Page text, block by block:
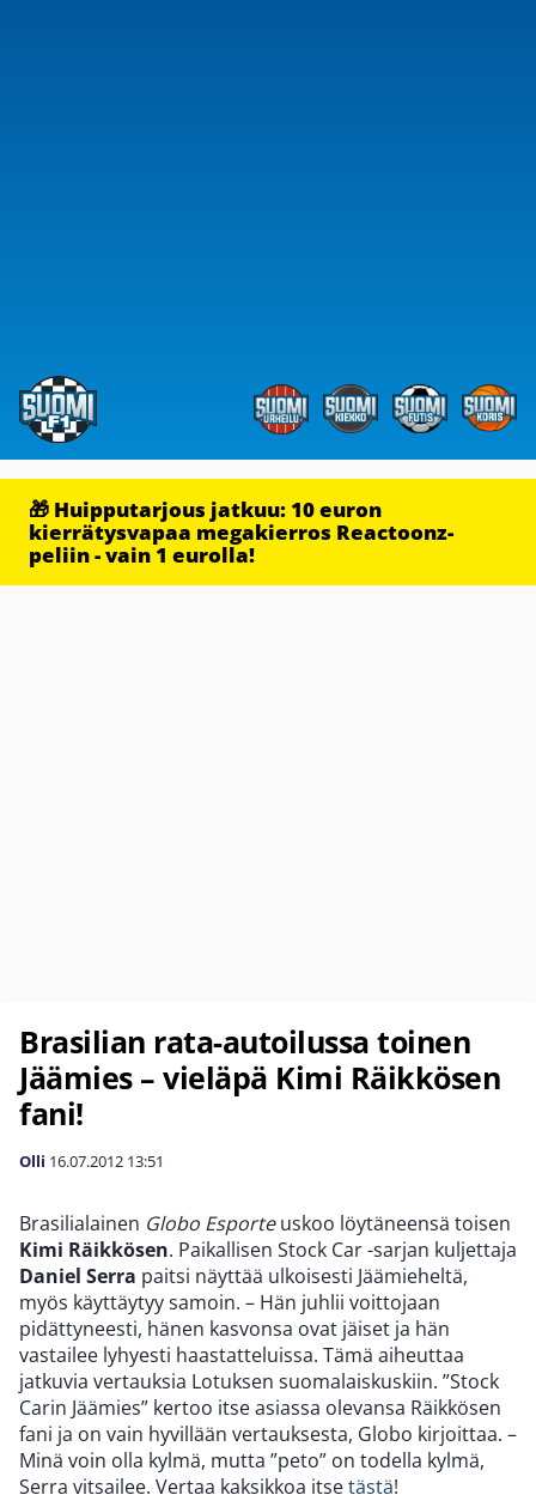
🎁 Huipputarjous jatkuu: 10 euron
kierrätysvapaa megakierros Reactoonz-
peliin - vain 1 eurolla!
Brasilian rata-autoilussa toinen
Jäämies – vieläpä Kimi Räikkösen
fani!
Olli 16.07.2012 13:51
Brasilialainen Globo Esporteuskoo löytäneensä toisen
Kimi Räikkösen. Paikallisen Stock Car -sarjan kuljettaja
Daniel Serra paitsi näyttää ulkoisesti Jäämieheltä,
myös käyttäytyy samoin. – Hän juhlii voittojaan
pidättyneesti, hänen kasvonsa ovat jäiset ja hän
vastailee lyhyesti haastatteluissa. Tämä aiheuttaa
jatkuvia vertauksia Lotuksen suomalaiskuskiin. ”Stock
Carin Jäämies” kertoo itse asiassa olevansa Räikkösen
fani ja on vain hyvillään vertauksesta, Globo kirjoittaa. –
Minä voin olla kylmä, mutta ”peto” on todella kylmä,
Serra vitsailee. Vertaa kaksikkoa itsetästä!